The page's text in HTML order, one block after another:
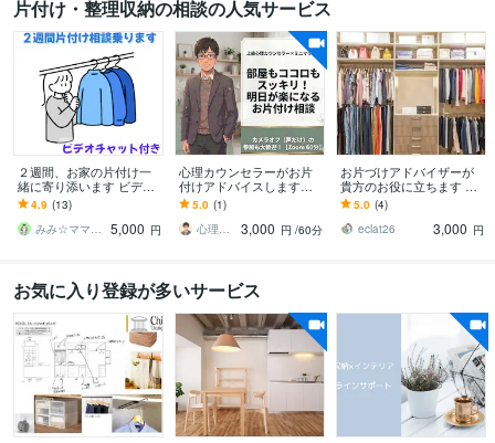
片付け・整理収納の相談の人気サービス
２週間、お家の片付け一
緒に寄り添います ビデオ
通話とメッセージを通し
てお家のお悩み解決しま
せんか？
4.9 (13)
みみ☆ママと子どものお片付けの先生
5,000 円
心理カウンセラーがお片
付けアドバイスします
心・悩みも軽くなる、お
片付けを【60分】×【3
回】お手伝い
5.0 (1)
心理カウンセラーKATSUO
3,000 円 /60分
お片づけアドバイザーが
貴方のお役に立ちます 整
理整頓・片付けができな
い…あなたのアドバイザ
ーになります
5.0 (4)
eclat26
3,000 円
お気に入り登録が多いサービス